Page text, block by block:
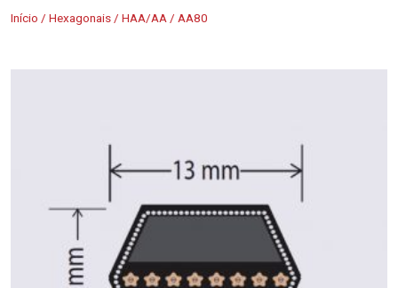
Início / Hexagonais / HAA/AA / AA80